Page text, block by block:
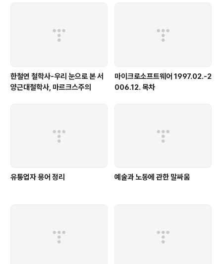
한철연 철학사-우리 눈으로 본 서
양근대철학사, 마르크스주의
마이크로소프트웨어 1997.02.-2
006.12. 목차
유통업자 용어 정리 예술과 노동에 관한 말싸움